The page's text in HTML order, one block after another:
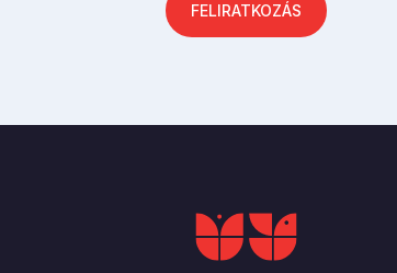
FELIRATKOZÁS